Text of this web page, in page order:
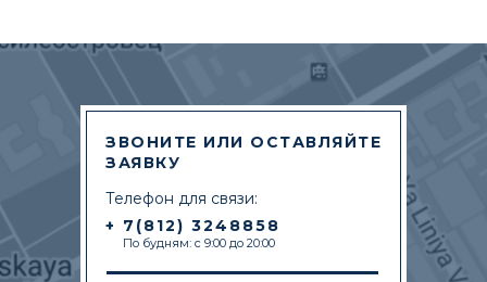
Телефон для связи:
ЗВОНИТЕ ИЛИ ОСТАВЛЯЙТЕ
ЗАЯВКУ
+ 7(812) 3248858
По будням: с 9:00 до 20:00